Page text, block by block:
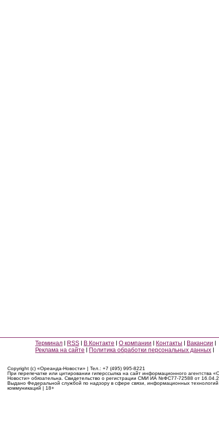
Терминал RSS В Контакте О компании Контакты
Вакансии
Реклама на сайте
Политика обработки персональных данных
Copyright (c) «Ореанда-Новости» | Тел.: +7 (495) 995-8221
При перепечатке или цитировании гиперссылка на сайт информационного агентства
Новости» обязательна. Свидетельство о регистрации СМИ ИА №ФС77-72588 от
Выдано Федеральной службой по надзору в сфере связи, информационных
коммуникаций | 18+